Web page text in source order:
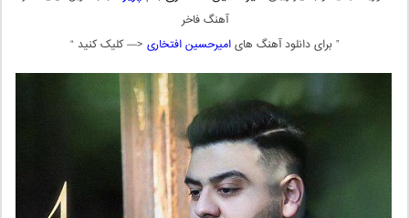
آهنگ فاخر
” برای دانلود آهنگ هایامیرحسین افتخاری <— کلیک کنید “